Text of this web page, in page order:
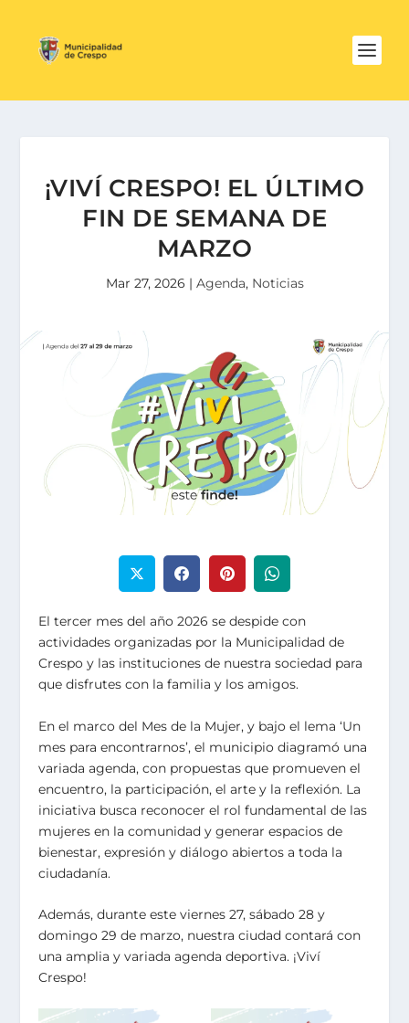
¡VIVÍ CRESPO! EL ÚLTIMO
FIN DE SEMANA DE
MARZO
Mar 27, 2026 | Agenda, Noticias
El tercer mes del año 2026 se despide con
actividades organizadas por la Municipalidad de
Crespo y las instituciones de nuestra sociedad para
que disfrutes con la familia y los amigos.
En el marco del Mes de la Mujer, y bajo el lema ‘Un
mes para encontrarnos’, el municipio diagramó una
variada agenda, con propuestas que promueven el
encuentro, la participación, el arte y la reflexión. La
iniciativa busca reconocer el rol fundamental de las
mujeres en la comunidad y generar espacios de
bienestar, expresión y diálogo abiertos a toda la
ciudadanía.
Además, durante este viernes 27, sábado 28 y
domingo 29 de marzo, nuestra ciudad contará con
una amplia y variada agenda deportiva. ¡Viví
Crespo!